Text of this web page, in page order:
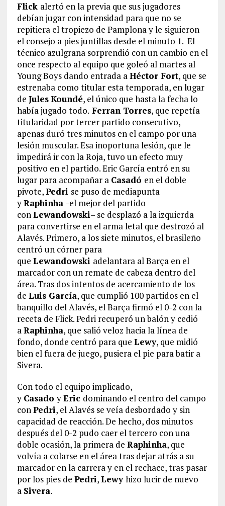
Flick alertó en la previa que sus jugadores
debían jugar con intensidad para que no se
repitiera el tropiezo de Pamplona y le siguieron
el consejo a pies juntillas desde el minuto 1. El
técnico azulgrana sorprendió con un cambio en el
once respecto al equipo que goleó al martes al
Young Boys dando entrada aHéctor Fort, que se
estrenaba como titular esta temporada, en lugar
de JulesKoundé, el único que hasta la fecha lo
había jugado todo. Ferran Torres, que repetía
titularidad por tercer partido consecutivo,
apenas duró tres minutos en el campo por una
lesión muscular. Esa inoportuna lesión, que le
impedirá ir con la Roja, tuvo un efecto muy
positivo en el partido. Eric García entró en su
lugar para acompañar a Casadó en el doble
pivote,Pedri se puso de mediapunta
yRaphinha -el mejor del partido
conLewandowski– se desplazó a la izquierda
para convertirse en el arma letal que destrozó al
Alavés. Primero, a los siete minutos, el brasileño
centró un córner para
que Lewandowski adelantara al Barça en el
marcador con un remate de cabeza dentro del
área. Tras dos intentos de acercamiento de los
de Luis García, que cumplió 100 partidos en el
banquillo del Alavés, el Barça firmó el 0-2 con la
receta de Flick. Pedri recuperó un balón y cedió
aRaphinha, que salió veloz hacia la línea de
fondo, donde centró para que Lewy, que midió
bien el fuera de juego, pusiera el pie para batir a
Sivera.
Con todo el equipo implicado,
y CasadoyEric dominando el centro del campo
conPedri, el Alavés se veía desbordado y sin
capacidad de reacción. De hecho, dos minutos
después del 0-2 pudo caer el tercero con una
doble ocasión, la primera de Raphinha, que
volvía a colarse en el área tras dejar atrás a su
marcador en la carrera y en el rechace, tras pasar
por los pies de Pedri,Lewyhizo lucir de nuevo
a Sivera.